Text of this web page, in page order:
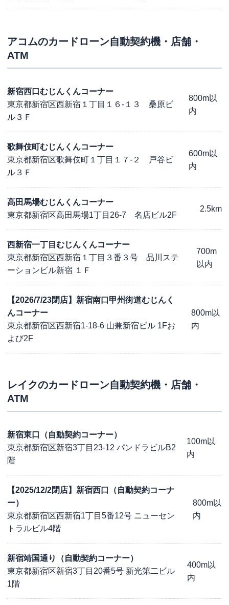
アコムのカードローン自動契約機・店舗・
ATM
新宿西口むじんくんコーナー
東京都新宿区西新宿１丁目１６-１３ 桑原ビ
ル３Ｆ
800m以
内
歌舞伎町むじんくんコーナー
東京都新宿区歌舞伎町１丁目１７-２ 戸谷ビ
ル３Ｆ
600m以
内
高田馬場むじんくんコーナー
東京都新宿区高田馬場1丁目26-7 名店ビル2F
2.5km
西新宿一丁目むじんくんコーナー
東京都新宿区西新宿１丁目３番３号 品川ステ
ーションビル新宿 １Ｆ
700m
以内
【2026/7/23閉店】新宿南口甲州街道むじんく
んコーナー
東京都新宿区西新宿1-18-6 山兼新宿ビル 1Fお
よび2F
800m以
内
レイクのカードローン自動契約機・店舗・
ATM
新宿東口（自動契約コーナー）
東京都新宿区新宿3丁目23-12 パンドラビルB2
階
100m以
内
【2025/12/2閉店】新宿西口（自動契約コーナ
ー）
東京都新宿区西新宿1丁目5番12号 ニューセン
トラルビル4階
800m以
内
新宿靖国通り（自動契約コーナー）
東京都新宿区新宿3丁目20番5号 新光第二ビル
1階
400m以
内